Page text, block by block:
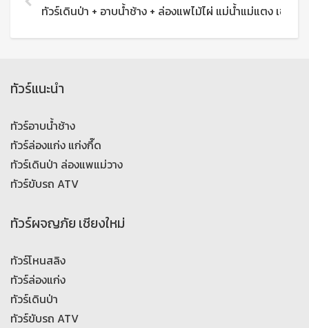
ทัวร์เดินป่า + อาบน้ำช้าง + ล่องแพไม้ไผ่ แม่น้ำแม่แตง เชียงใ
ทัวร์แนะนำ
ทัวร์อาบน้ำช้าง
ทัวร์ล่องแก่ง แก่งกึ๊ด
ทัวร์เดินป่า ล่องแพแม่วาง
ทัวร์ขับรถ ATV
ทัวร์ผจญภัย เชียงใหม่
ทัวร์โหนสลิง
ทัวร์ล่องแก่ง
ทัวร์เดินป่า
ทัวร์ขับรถ ATV